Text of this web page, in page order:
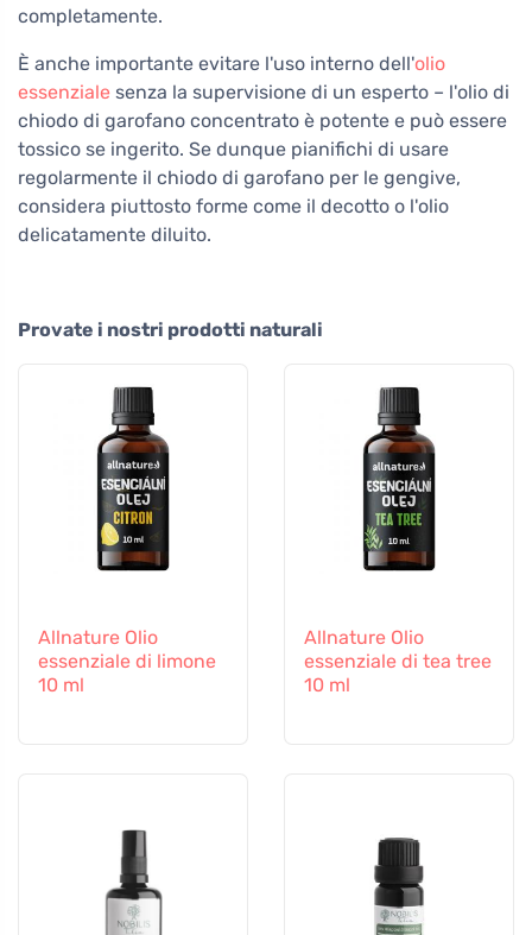
completamente.
È anche importante evitare l'uso interno dell'olio
essenziale senza la supervisione di un esperto – l'olio di
chiodo di garofano concentrato è potente e può essere
tossico se ingerito. Se dunque pianifichi di usare
regolarmente il chiodo di garofano per le gengive,
considera piuttosto forme come il decotto o l'olio
delicatamente diluito.
Provate i nostri prodotti naturali
Allnature Olio
essenziale di limone
10 ml
Allnature Olio
essenziale di tea tree
10 ml